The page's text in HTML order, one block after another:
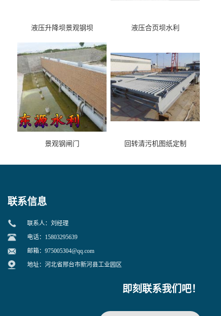
液压升降坝景观钢坝 液压合页坝水利
景观钢闸门 回转清污机图纸定制
联系信息
联系人：刘经理
电话：15803295639
邮箱： 975005304@qq.com
地址：河北省邢台市新河县工业园区
即刻联系我们吧！